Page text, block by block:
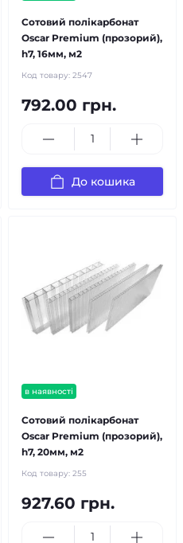
Сотовий полікарбонат
Oscar Premium (прозорий),
h7, 16мм, м2
Код товару: 2547
792.00 грн.
До кошика
в наявності
Сотовий полікарбонат
Oscar Premium (прозорий),
h7, 20мм, м2
Код товару: 255
927.60 грн.